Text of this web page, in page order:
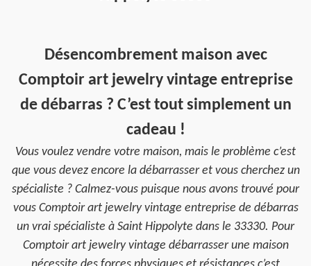
Désencombrement maison avec
Comptoir art jewelry vintage entreprise
de débarras ? C’est tout simplement un
cadeau !
Vous voulez vendre votre maison, mais le problème c’est
que vous devez encore la débarrasser et vous cherchez un
spécialiste ? Calmez-vous puisque nous avons trouvé pour
vous Comptoir art jewelry vintage entreprise de débarras
un vrai spécialiste à Saint Hippolyte dans le 33330. Pour
Comptoir art jewelry vintage débarrasser une maison